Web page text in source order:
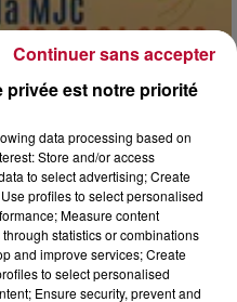
DE MARSEILLAN
privée est notre priorité
data processing based on
Store and/or access
to select advertising; Create
profiles to select personalised
Measure content
statistics or combinations
and improve services; Create
to select personalised
Ensure security, prevent and
Continuer sans accepter